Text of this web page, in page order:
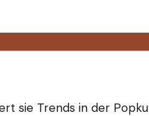
sie Trends in der